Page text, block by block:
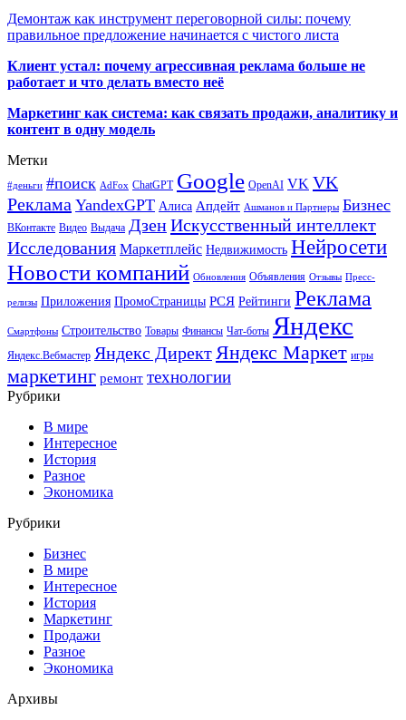
Демонтаж как инструмент переговорной силы: почему
правильное предложение начинается с чистого листа
Клиент устал: почему агрессивная реклама больше не
работает и что делать вместо неё
Маркетинг как система: как связать продажи, аналитику и
контент в одну модель
Метки
#деньги #поиск AdFox ChatGPT Google OpenAI VK VK
Реклама YandexGPT Алиса Апдейт Ашманов и Партнеры Бизнес
ВКонтакте Видео Выдача ДзенИскусственный интеллект
Исследования Маркетплейс Недвижимость Нейросети
Новости компаний Обновления Объявления Отзывы Пресс-
релизы Приложения ПромоСтраницы РСЯ Рейтинги Реклама
Смартфоны Строительство Товары Финансы Чат-боты Яндекс
Яндекс.Вебмастер Яндекс Директ Яндекс Маркет игры
маркетинг ремонт технологии
Рубрики
В мире
Интересное
История
Разное
Экономика
Рубрики
Бизнес
В мире
Интересное
История
Маркетинг
Продажи
Разное
Экономика
Архивы